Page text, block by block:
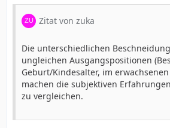
Zitat von zuka
Die unterschiedlichen
ungleichen Ausgangspositionen
Geburt/Kindesalter, im
machen die subjektiven
zu vergleichen.